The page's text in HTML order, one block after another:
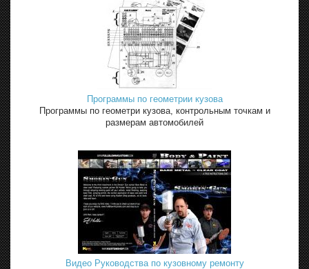
Программы по геометрии кузова
Программы по геометри кузова, контрольным точкам и
размерам автомобилей
Видео Руководства по кузовному ремонту